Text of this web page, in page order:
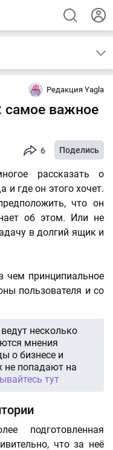
Редакция Yagla
самое важное
6 Поделись
рассказать о
и где он этого хочет.
что он
об этом. Или не
в долгий ящик и
чем принципиальное
пользователя и со
несколько
мнения
о бизнесе и
не попадают на
тут
подготовленная
что за неё